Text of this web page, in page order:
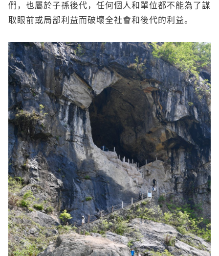
們，也屬於子孫後代，任何個人和單位都不能為了謀
取眼前或局部利益而破壞全社會和後代的利益。